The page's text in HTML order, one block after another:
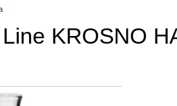
KROSNO